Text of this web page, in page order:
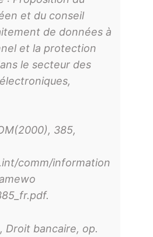
et du conseil
de données à
et la protection
le secteur des
385,
comm/information
Droit bancaire, op.